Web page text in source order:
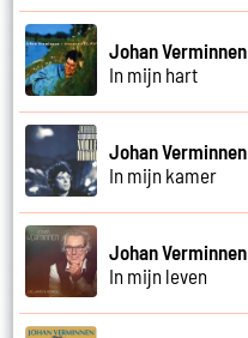
Johan Verminnen
In mijn hart
Johan Verminnen
In mijn kamer
Johan Verminnen
In mijn leven